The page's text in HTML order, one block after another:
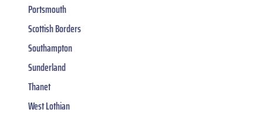
Portsmouth
Scottish Borders
Southampton
Sunderland
Thanet
West Lothian